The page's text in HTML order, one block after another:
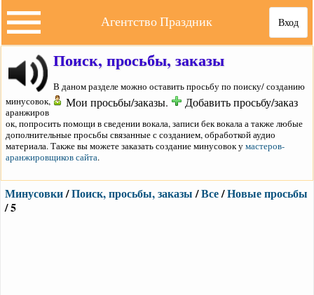
Вход
Агентство Праздник
Поиск, просьбы, заказы
Мои просьбы/заказы. Добавить просьбу/заказ
В даном разделе можно оставить просьбу по поиску/ созданию
минусовок,
аранжиров
ок, попросить помощи в сведении вокала, записи бек вокала а также любые
дополнительные просьбы связанные с созданием, обработкой аудио
материала. Также вы можете заказать создание минусовок умастеров-
аранжировщиков сайта.
Минусовки/Поиск, просьбы, заказы/Все/Новые просьбы
/ 5